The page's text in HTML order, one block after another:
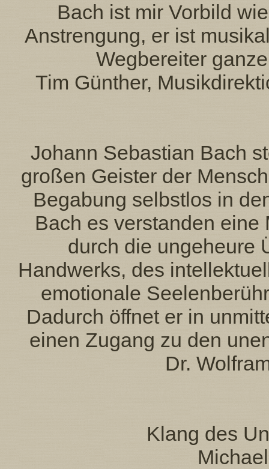
Bach ist mir Vorbild
Anstrengung, er ist
Wegbereiter
Tim Günther,
Johann Sebastian Bach
großen Geister der
Begabung selbstlos in
Bach es verstanden eine
durch die ungeheure
Handwerks, des
emotionale
Dadurch öffnet er in
einen Zugang zu den
Dr.
Klang des